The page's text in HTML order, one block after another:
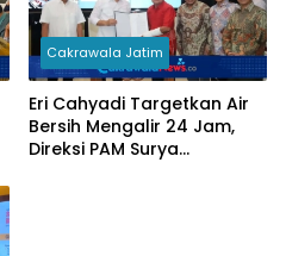
Cakrawala Jatim
Eri Cahyadi Targetkan Air
Bersih Mengalir 24 Jam,
Direksi PAM Surya